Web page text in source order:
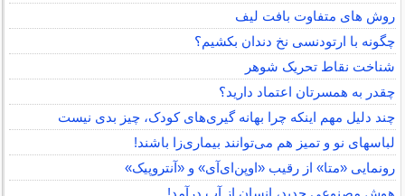
روش های متفاوت بافت لیف
چگونه با ارتودنسی نخ دندان بکشیم؟
شناخت نقاط تحریک شوهر
چقدر به همسرتان اعتماد دارید؟
چند دلیل مهم اینکه چرا بهانه گیری‌های کودک، چیز بدی نیست
لباس‎های نو و تمیز هم می‌توانند بیماری‌زا باشند!
رونمایی «متا» از رقیب «اوپن‌ای‌آی» و «آنتروپیک»
هوش مصنوعی جدید، انسان از آب درآمد!